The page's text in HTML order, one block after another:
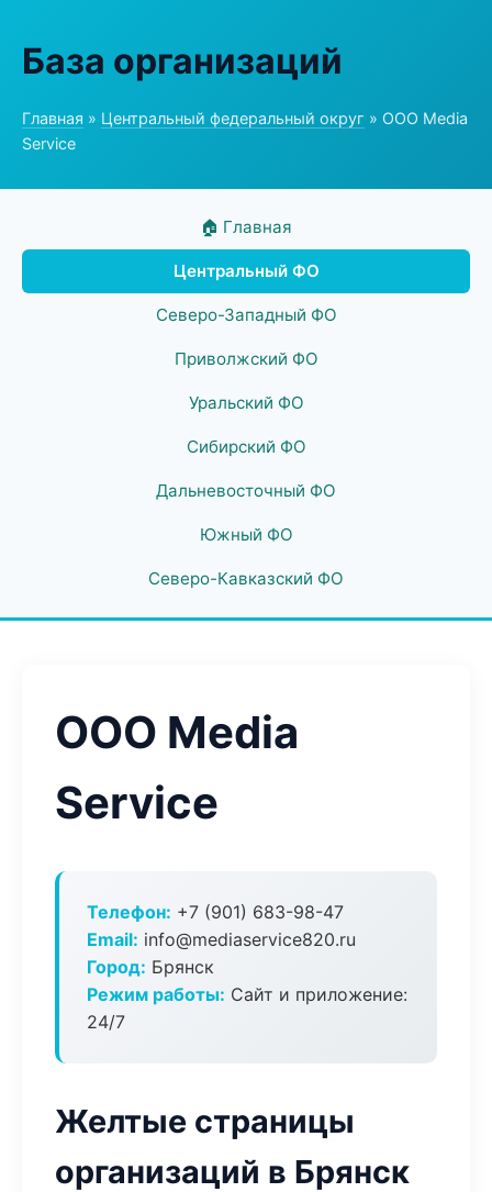
База организаций
Главная » Центральный федеральный округ » ООО Media
Service
🏠 Главная
Центральный ФО
Северо-Западный ФО
Приволжский ФО
Уральский ФО
Сибирский ФО
Дальневосточный ФО
Южный ФО
Северо-Кавказский ФО
ООО Media
Service
Телефон: +7 (901) 683-98-47
Email: info@mediaservice820.ru
Город: Брянск
Режим работы: Сайт и приложение:
24/7
Желтые страницы
организаций в Брянск